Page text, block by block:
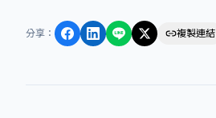
分享 ： 複製連結